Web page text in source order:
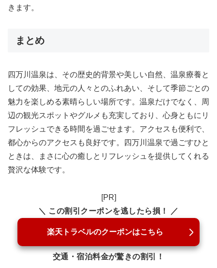
きます。
まとめ
四万川温泉は、その歴史的背景や美しい自然、温泉療養と
しての効果、地元の人々とのふれあい、そして季節ごとの
魅力を楽しめる素晴らしい場所です。温泉だけでなく、周
辺の観光スポットやグルメも充実しており、心身ともにリ
フレッシュできる時間を過ごせます。アクセスも便利で、
都心からのアクセスも良好です。四万川温泉で過ごすひと
ときは、まさに心の癒しとリフレッシュを提供してくれる
贅沢な体験です。
[PR]
＼ この割引クーポンを逃したら損！ ／
楽天トラベルのクーポンはこちら
交通・宿泊料金が驚きの割引！